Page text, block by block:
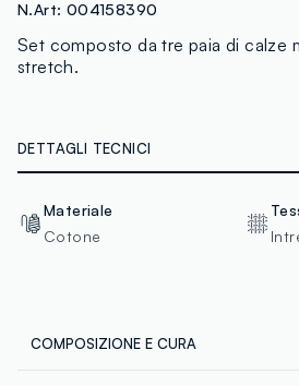
N.Art: 004158390
Set composto da tre paia di calze
stretch.
DETTAGLI TECNICI
Materiale
Cotone
COMPOSIZIONE E CURA